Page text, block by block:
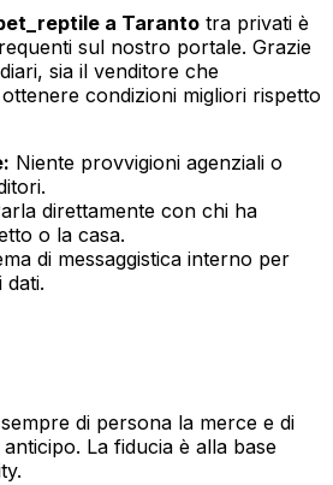
a Taranto tra privati è
sul nostro portale. Grazie
sia il venditore che
condizioni migliori rispetto
Niente provvigioni agenziali o
direttamente con chi ha
o la casa.
di messaggistica interno per
dati.
di persona la merce e di
La fiducia è alla base